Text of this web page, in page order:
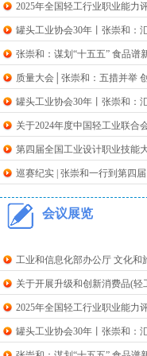
2025年全国轻工行业职业能力
罐头工业协会30年丨张崇和：
张崇和：谋划“十五五” 食品谱
质量大会│张崇和：五措并举
罐头工业协会30年丨张崇和：
关于2024年度中国轻工业联合
第四届全国工业设计职业技能
巡赛纪实 | 张崇和一行到第四届
会议展览
工业和信息化部办公厅 文化和
关于开展升级和创新消费品(轻
2025年全国轻工行业职业能力
罐头工业协会30年丨张崇和：